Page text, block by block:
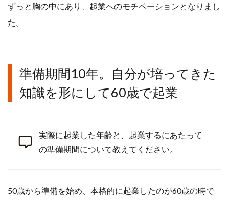
ずっと胸の中にあり、起業へのモチベーションとなりまし
た。
準備期間10年。自分が培ってきた
知識を形にして60歳で起業
実際に起業した年齢と、起業するにあたって
の準備期間について教えてください。
50歳から準備を始め、本格的に起業したのが60歳の時で